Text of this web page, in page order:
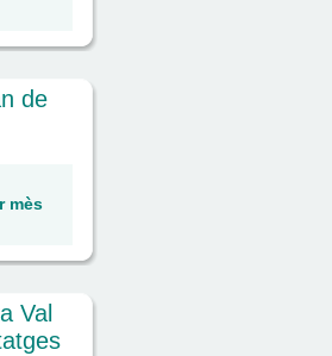
de
mès
Val